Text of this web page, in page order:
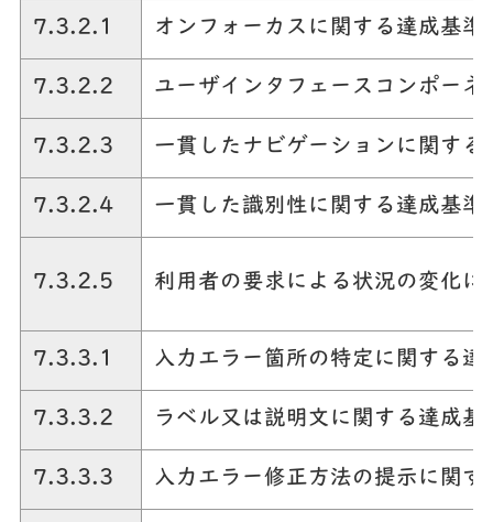
7.3.2.1 オンフォーカスに関する達成基準
7.3.2.2 ユーザインタフェースコンポー
7.3.2.3 一貫したナビゲーションに関する
7.3.2.4 一貫した識別性に関する達成基準
7.3.2.5 利用者の要求による状況の変化に
7.3.3.1 入力エラー箇所の特定に関する達
7.3.3.2 ラベル又は説明文に関する達成基
7.3.3.3 入力エラー修正方法の提示に関す